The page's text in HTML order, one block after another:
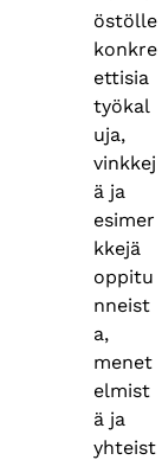
östölle
konkre
ettisia
työkal
uja,
vinkkej
ä ja
esimer
kkejä
oppitu
nneist
a,
menet
elmist
ä ja
yhteist